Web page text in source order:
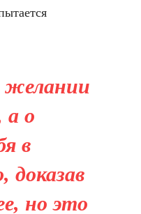
желании
а о
в
доказав
но это